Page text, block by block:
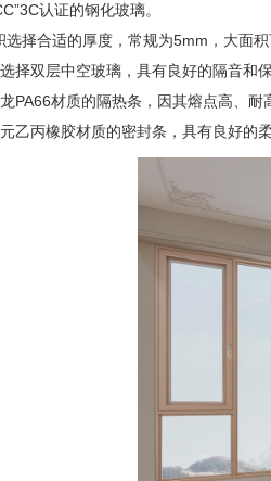
认证的钢化玻璃。
合适的厚度，常规为5mm，大面积
双层中空玻璃，具有良好的隔音和保
材质的隔热条，因其熔点高、耐
丙橡胶材质的密封条，具有良好的柔